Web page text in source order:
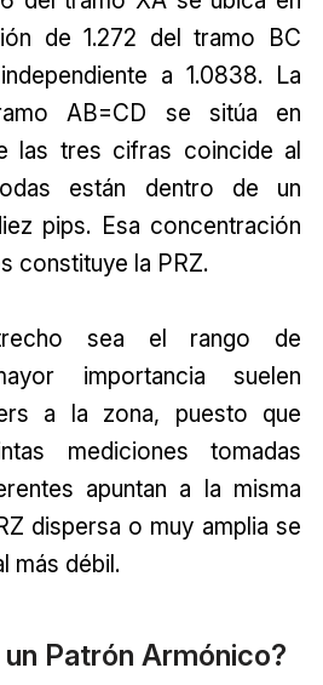
de 1.272 del tramo BC
a 1.0838. La
AB=CD se sitúa en
las tres cifras coincide al
están dentro de un
pips. Esa concentración
constituye la PRZ.
sea el rango de
importancia suelen
a la zona, puesto que
mediciones tomadas
apuntan a la misma
dispersa o muy amplia se
más débil.
Patrón Armónico?